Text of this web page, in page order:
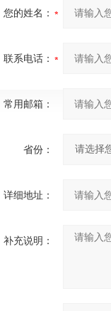
您的姓名：
联系电话：
常用邮箱：
省份：
详细地址：
补充说明：